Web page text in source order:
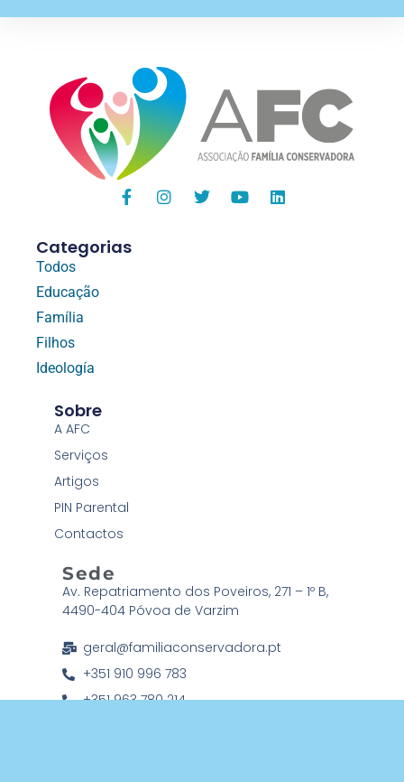
Categorias
Todos
Educação
Família
Filhos
Ideología
Sobre
A AFC
Serviços
Artigos
PIN Parental
Contactos
Sede
Av. Repatriamento dos Poveiros, 271 – 1º B,
4490-404 Póvoa de Varzim
geral@familiaconservadora.pt
+351 910 996 783
+351 963 780 214